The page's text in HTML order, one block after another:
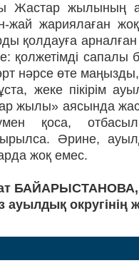
Жастар жылының
жай жариялаған
қолдауға арналған
қолжетімді
нәрсе өте
жеке пікірім
жылы» аясында жас
қоса,
Әрине,
жоқ емес.
БАЙАРЫСТАНОВА,
ауылдық округінің